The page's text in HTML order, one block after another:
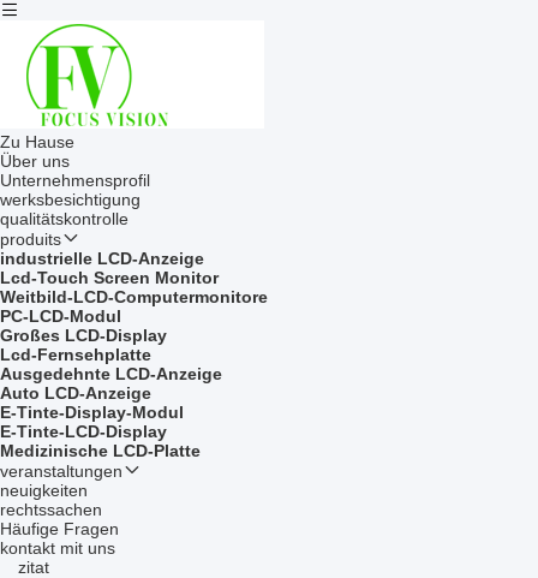
Zu Hause
Über uns
Unternehmensprofil
werksbesichtigung
qualitätskontrolle
produits
industrielle LCD-Anzeige
Lcd-Touch Screen Monitor
Weitbild-LCD-Computermonitore
PC-LCD-Modul
Großes LCD-Display
Lcd-Fernsehplatte
Ausgedehnte LCD-Anzeige
Auto LCD-Anzeige
E-Tinte-Display-Modul
E-Tinte-LCD-Display
Medizinische LCD-Platte
veranstaltungen
neuigkeiten
rechtssachen
Häufige Fragen
kontakt mit uns
zitat